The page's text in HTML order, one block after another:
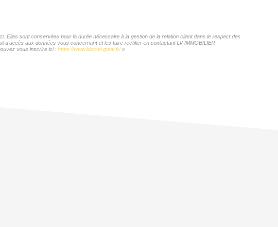
Elles sont conservées pour la durée nécessaire à la gestion de la relation client dans le respect des
aux données vous concernant et les faire rectifier en contactant LV IMMOBILIER
vous inscrire ici : https://www.bloctel.gouv.fr/»